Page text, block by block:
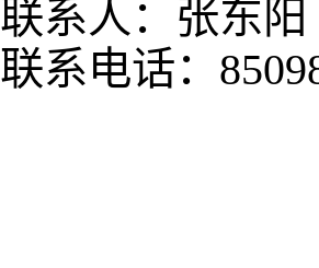
联系人：张东阳
联系电话：